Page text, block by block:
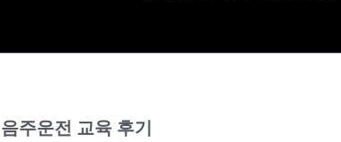
음주운전 교육 후기